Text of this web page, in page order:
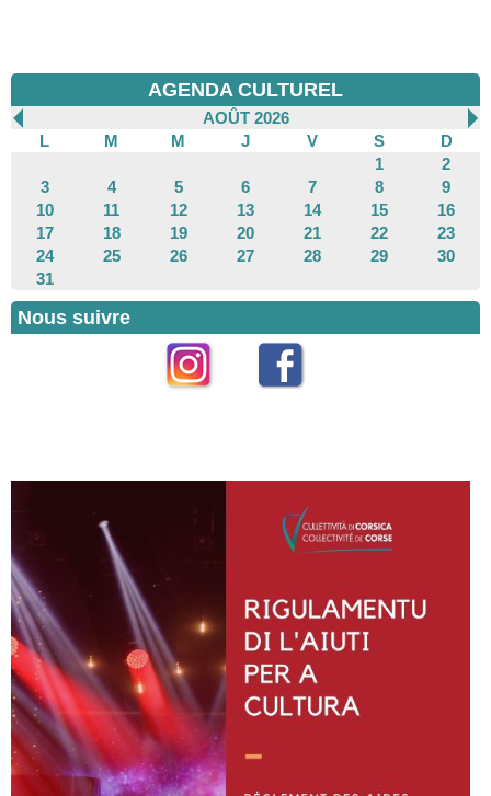
AGENDA CULTUREL
AOÛT 2026
L
M M J V S
D
1
2
3
4 5 6 7 8
9
10
11 12 13 14 15
16
17
18 19 20 21 22
23
24
25 26 27 28 29
30
31
Nous suivre